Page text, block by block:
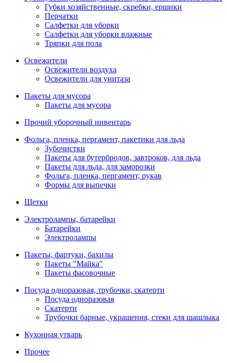
Губки хозяйственные, скребки, ершики
Перчатки
Салфетки для уборки
Салфетки для уборки влажные
Тряпки для пола
Освежители
Освежители воздуха
Освежители для унитаза
Пакеты для мусора
Пакеты для мусора
Прочий уборочный инвентарь
Фольга, пленка, пергамент, пакетики для льда
Зубочистки
Пакеты для бутербродов, завтроков, для льда
Пакеты для льда, для заморозки
Фольга, пленка, пергамент, рукав
Формы для выпечки
Щетки
Электролампы, батарейки
Батарейки
Электролампы
Пакеты, фартуки, бахилы
Пакеты "Майка"
Пакеты фасовочные
Посуда одноразовая, трубочки, скатерти
Посуда одноразовая
Скатерти
Трубочки барные, украшения, стеки для шашлыка
Кухонная утварь
Прочее